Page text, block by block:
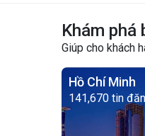
Khám phá
Giúp cho khách
Hồ Chí Minh
141,670 tin